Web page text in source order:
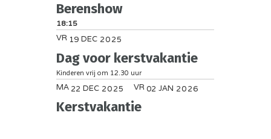
Berenshow
18:15
VR 19 DEC 2025
Dag voor kerstvakantie
Kinderen vrij om 12.30 uur
MA 22 DEC 2025 VR 02 JAN 2026
Kerstvakantie